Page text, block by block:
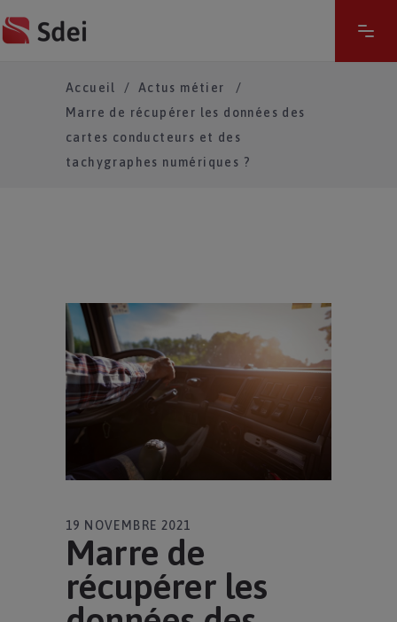
Accueil / Actus métier
/
Marre de récupérer les données des
cartes conducteurs et des
tachygraphes numériques ?
19 NOVEMBRE 2021
Marre de
récupérer les